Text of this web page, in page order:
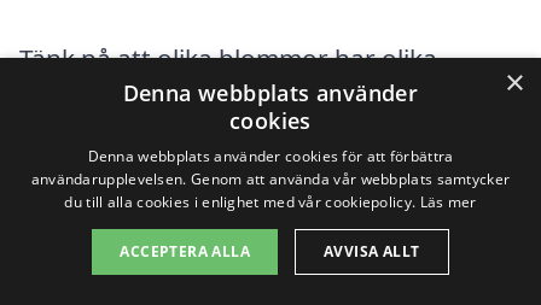
Tänk på att olika blommor har olika
betydelser, så välj med omsorg. Till
exempel står rosor för kärlek, medan liljor
kan symbolisera renhet och oskuld.
Genom att välja rätt
blomsterarrangemang kan du förstärka
×
Denna webbplats använder
cookies
Denna webbplats använder cookies för att förbättra
användarupplevelsen. Genom att använda vår webbplats samtycker
du till alla cookies i enlighet med vår cookiepolicy. Läs mer
ACCEPTERA ALLA AVVISA ALLT